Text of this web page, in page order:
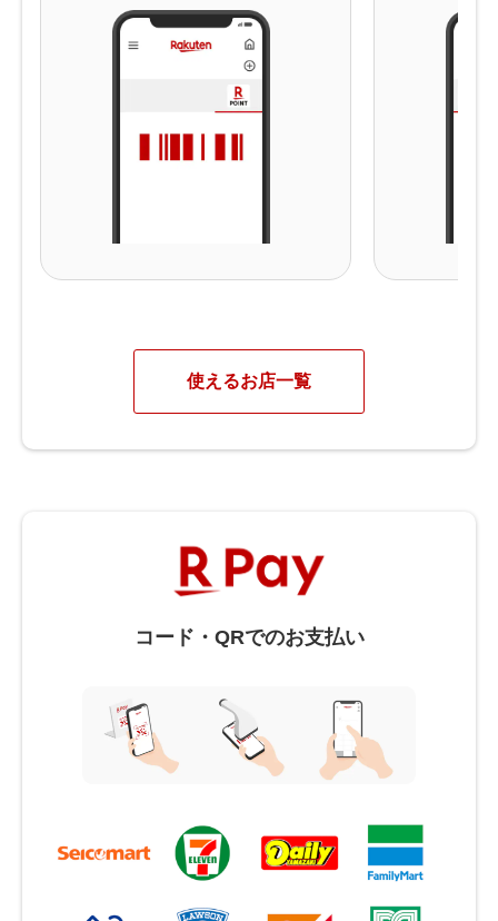
使えるお店一覧
コード・QRでのお支払い